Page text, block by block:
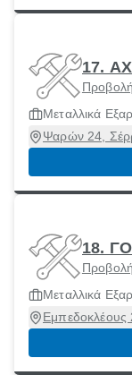
17.
Προβολή
Μεταλλικά
Ψαρών 24,
18.
Προβολή
Μεταλλικά
Εμπεδοκλέους